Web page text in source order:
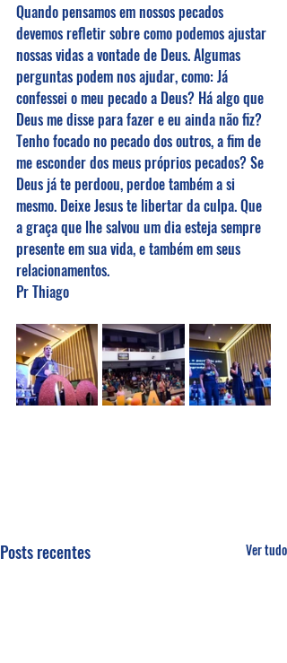
Quando pensamos em nossos pecados
devemos refletir sobre como podemos ajustar
nossas vidas a vontade de Deus. Algumas
perguntas podem nos ajudar, como: Já
confessei o meu pecado a Deus? Há algo que
Deus me disse para fazer e eu ainda não fiz?
Tenho focado no pecado dos outros, a fim de
me esconder dos meus próprios pecados? Se
Deus já te perdoou, perdoe também a si
mesmo. Deixe Jesus te libertar da culpa. Que
a graça que lhe salvou um dia esteja sempre
presente em sua vida, e também em seus
relacionamentos.
Pr Thiago
Posts recentes Ver tudo